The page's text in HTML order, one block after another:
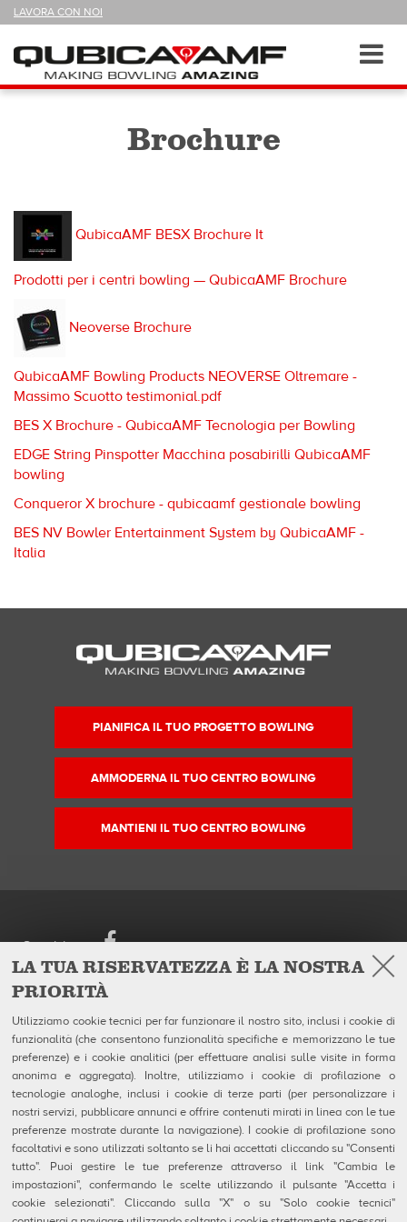
LA TUA RISERVATEZZA È LA NOSTRA
PRIORITÀ
Utilizziamo cookie tecnici per far funzionare il nostro sito, inclusi i cookie di
funzionalità (che consentono funzionalità specifiche e memorizzano le tue
preferenze) e i cookie analitici (per effettuare analisi sulle visite in forma
anonima e aggregata). Inoltre, utilizziamo i cookie di profilazione o
tecnologie analoghe, inclusi i cookie di terze parti (per personalizzare i
nostri servizi, pubblicare annunci e offrire contenuti mirati in linea con le tue
preferenze mostrate durante la navigazione). I cookie di profilazione sono
facoltativi e sono utilizzati soltanto se li hai accettati cliccando su "Consenti
tutto". Puoi gestire le tue preferenze attraverso il link "Cambia le
impostazioni", confermando le scelte utilizzando il pulsante "Accetta i
cookie selezionati". Cliccando sulla "X" o su "Solo cookie tecnici"
LAVORA CON NOI
SU
Sezioni
Brochure
QubicaAMF BESX Brochure It
Prodotti per i centri bowling — QubicaAMF Brochure
Neoverse Brochure
QubicaAMF Bowling Products NEOVERSE Oltremare -
Massimo Scuotto testimonial.pdf
BES X Brochure - QubicaAMF Tecnologia per Bowling
EDGE String Pinspotter Macchina posabirilli QubicaAMF
bowling
Conqueror X brochure - qubicaamf gestionale bowling
BES NV Bowler Entertainment System by QubicaAMF -
Italia
PIANIFICA IL TUO PROGETTO BOWLING
AMMODERNA IL TUO CENTRO BOWLING
MANTIENI IL TUO CENTRO BOWLING
European Headquarters
Via della Croce Coperta, 15
40128 Bologna - Italy
Tel. +39.0514192611
Fax +39.0514192602
P.I. IT04320910377
Galleria
Notizie
Contatti
MSDS Forms
Privacy e Note Legali
Uso dei Cookie
Configurazione Cookie
Segnalazioni Whistleblowing
Seguici su
Facebook